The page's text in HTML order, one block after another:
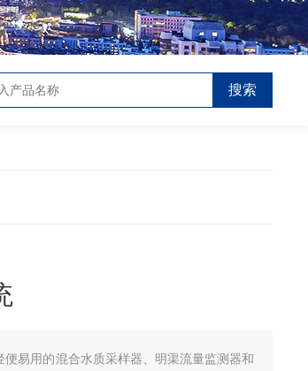
便易用的混合水质采样器、明渠流量监测器和